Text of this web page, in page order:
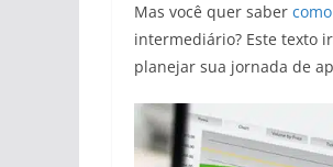
Mas você quer saber
intermediário? Este texto
planejar sua jornada de